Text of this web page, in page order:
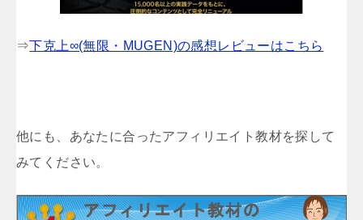
⇒下克上∞(無限・MUGEN)の感想レビューはこちら
他にも、あなたに合ったアフィリエイト教材を探して
みてください。